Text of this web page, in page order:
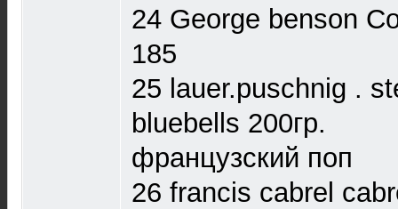
24 George benson
185
25 lauer.puschnig .
bluebells 200гр.
французский поп
26 francis cabrel